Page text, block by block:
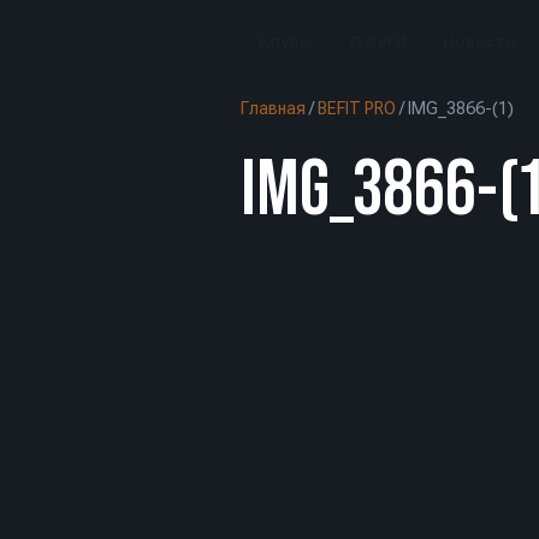
Главная / BEFIT PRO / IMG_3866-(1)
IMG_3866-